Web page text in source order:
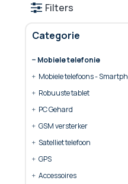
Filters
Categorie
Mobiele telefonie
Mobiele telefoons -
Robuuste tablet
PC Gehard
GSM versterker
Satelliet telefoon
GPS
Accessoires